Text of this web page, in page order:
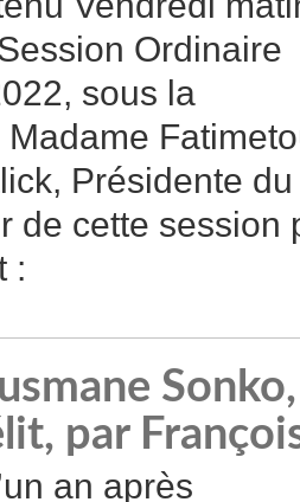
Ordinaire
sous la
Présidente
de cette session
:
par
an après